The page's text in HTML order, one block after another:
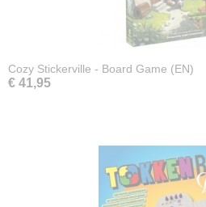
Cozy Stickerville - Board Game (EN)
€ 41,95